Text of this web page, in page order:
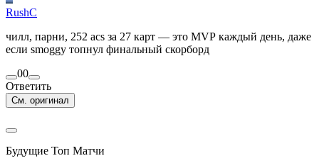
RushC
чилл, парни, 252 acs за 27 карт — это MVP каждый день, даже
если smoggy топнул финальный скорборд
00
Ответить
См. оригинал
Будущие Топ Матчи